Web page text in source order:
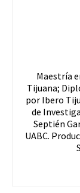
Maestría
Tijuana;
por Ibero
de
Septién
UABC.